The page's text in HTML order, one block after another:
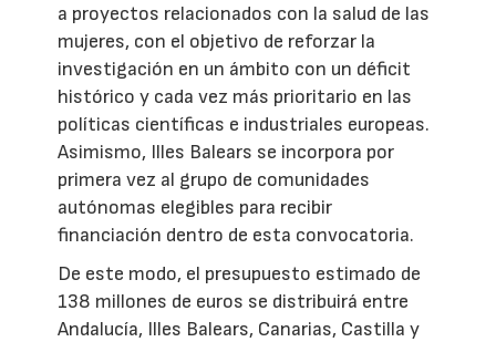
a proyectos relacionados con la salud de las
mujeres, con el objetivo de reforzar la
investigación en un ámbito con un déficit
histórico y cada vez más prioritario en las
políticas científicas e industriales europeas.
Asimismo, Illes Balears se incorpora por
primera vez al grupo de comunidades
autónomas elegibles para recibir
financiación dentro de esta convocatoria.
De este modo, el presupuesto estimado de
138 millones de euros se distribuirá entre
Andalucía, Illes Balears, Canarias, Castilla y